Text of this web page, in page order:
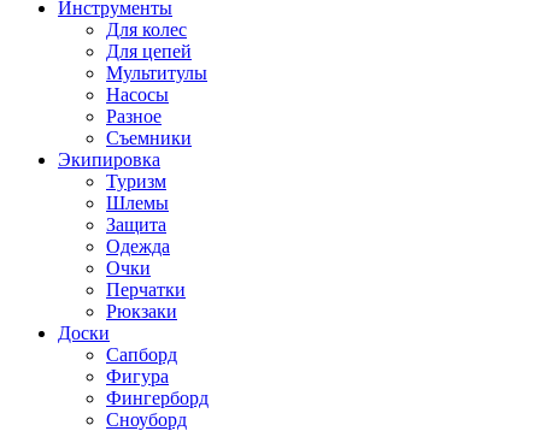
Инструменты
Для колес
Для цепей
Мультитулы
Насосы
Разное
Съемники
Экипировка
Туризм
Шлемы
Защита
Одежда
Очки
Перчатки
Рюкзаки
Доски
Сапборд
Фигура
Фингерборд
Сноуборд